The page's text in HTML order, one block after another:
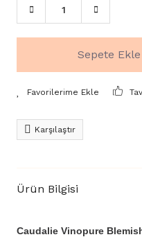
Sepete Ekle
Karşılaştır
Ürün Bilgisi
Caudalie Vinopure